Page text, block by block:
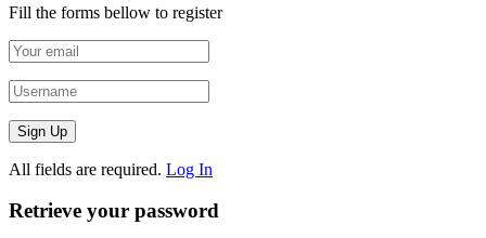
Fill the forms bellow to register
All fields are required. Log In
Retrieve your password